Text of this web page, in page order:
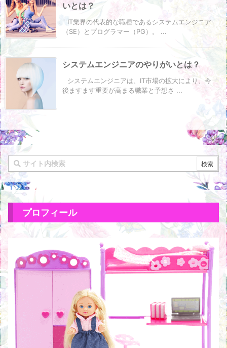
いとは？
IT業界の代表的な職種であるシステムエンジニア
（SE）とプログラマー（PG）。 ...
システムエンジニアのやりがいとは？
システムエンジニアは、IT市場の拡大により、今
後ますます重要が高まる職業と予想さ ...
プロフィール